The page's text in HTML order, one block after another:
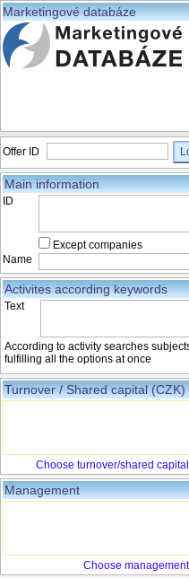
Marketingové databáze
Offer ID
Main information
ID
Except companies
Name
Activites according keywords
Text
According to activity searches
fulfilling all the options at once
Turnover / Shared capital (CZK)
Choose turnover/shared capital
Management
Choose management